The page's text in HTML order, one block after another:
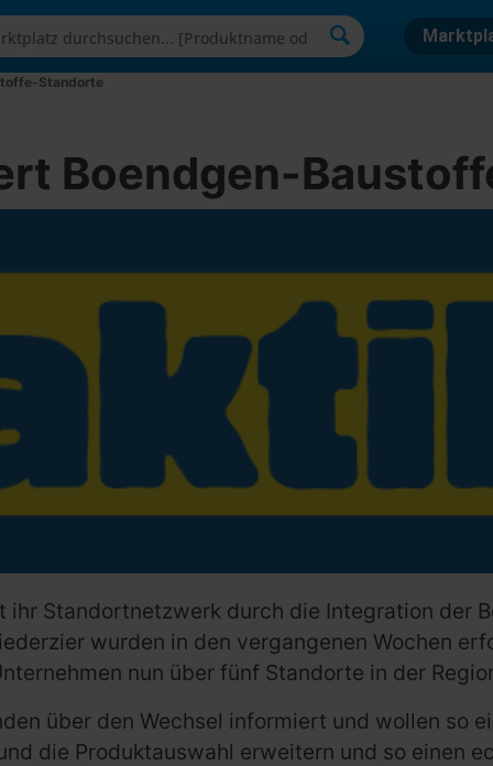
Standorte
Boendgen-
Standortnetzwerk durch die Integration der
wurden in den vergangenen Wochen
nun über fünf Standorte in der
über den Wechsel informiert und wollen so
die Produktauswahl erweitern und so einen